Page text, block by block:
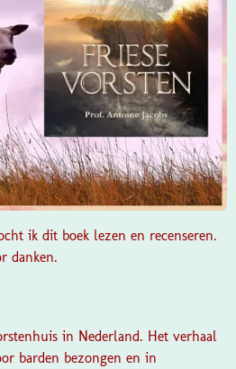
ik dit boek lezen en recenseren.
danken.
in Nederland. Het verhaal
barden bezongen en in